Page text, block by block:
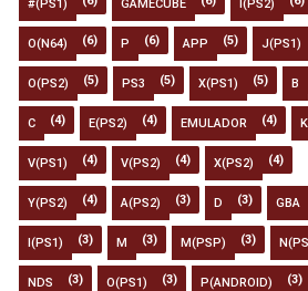
#(PS1) GAMECUBE I(PS2)
O(N64) (6) P (6) APP (5) J(PS1)
O(PS2) (5) PS3 (5) X(PS1) (5) B
C (4) E(PS2) (4) EMULADOR (4)
V(PS1) (4) V(PS2) (4) X(PS2) (4)
Y(PS2) (4) A(PS2) (3) D (3) GBA
I(PS1) (3) M (3) M(PSP) (3)
NDS (3) O(PS1) (3) P(ANDROID) (3)